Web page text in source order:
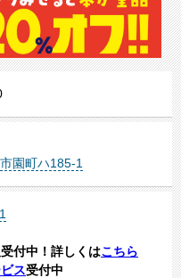
園町ハ185-1
付中！詳しくはこちら
ス受付中